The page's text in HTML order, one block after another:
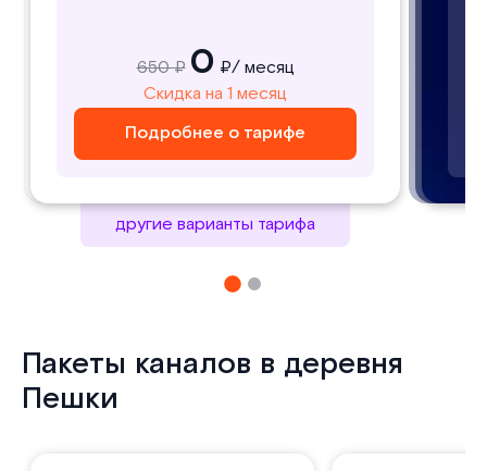
650 ₽ 0 ₽/ месяц
Скидка на 1 месяц
Подробнее о тарифе
650₽/ месяц
Подробнее о тарифе
другие варианты тарифа
Пакеты каналов в деревня
Пешки